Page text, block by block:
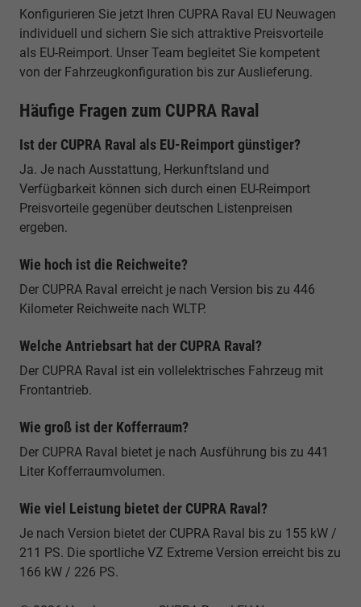
Konfigurieren Sie jetzt Ihren CUPRA Raval EU Neuwagen
individuell und sichern Sie sich attraktive Preisvorteile
als EU-Reimport. Unser Team begleitet Sie kompetent
von der Fahrzeugkonfiguration bis zur Auslieferung.
Häufige Fragen zum CUPRA Raval
Ist der CUPRA Raval als EU-Reimport günstiger?
Ja. Je nach Ausstattung, Herkunftsland und
Verfügbarkeit können sich durch einen EU-Reimport
Preisvorteile gegenüber deutschen Listenpreisen
ergeben.
Wie hoch ist die Reichweite?
Der CUPRA Raval erreicht je nach Version bis zu 446
Kilometer Reichweite nach WLTP.
Welche Antriebsart hat der CUPRA Raval?
Der CUPRA Raval ist ein vollelektrisches Fahrzeug mit
Frontantrieb.
Wie groß ist der Kofferraum?
Der CUPRA Raval bietet je nach Ausführung bis zu 441
Liter Kofferraumvolumen.
Wie viel Leistung bietet der CUPRA Raval?
Je nach Version bietet der CUPRA Raval bis zu 155 kW /
211 PS. Die sportliche VZ Extreme Version erreicht bis zu
166 kW / 226 PS.